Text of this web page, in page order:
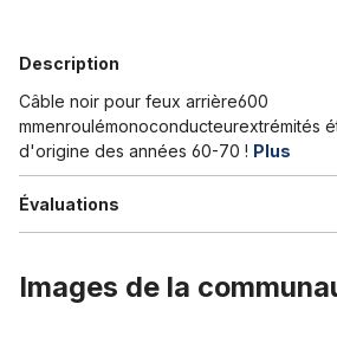
Description
Câble noir pour feux arrière600
mmenroulémonoconducteurextrémités
d'origine des années 60-70 ! Plus
Évaluations
Images de la